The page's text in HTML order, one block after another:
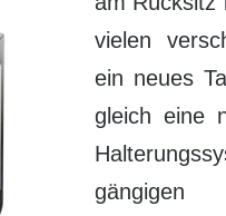
vielen
ein neues
gleich eine
gängigen